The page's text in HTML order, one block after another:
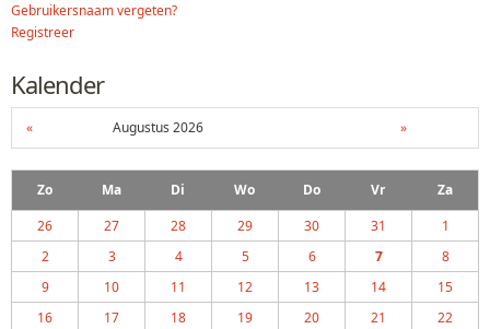
Gebruikersnaam vergeten?
Registreer
Kalender
« Augustus 2026 »
Zo Ma Di Wo Do Vr
Za
26
27 28 29 30 31
1
2
3 4 5 6 7
8
9
10 11 12 13 14
15
16
17 18 19 20 21
22